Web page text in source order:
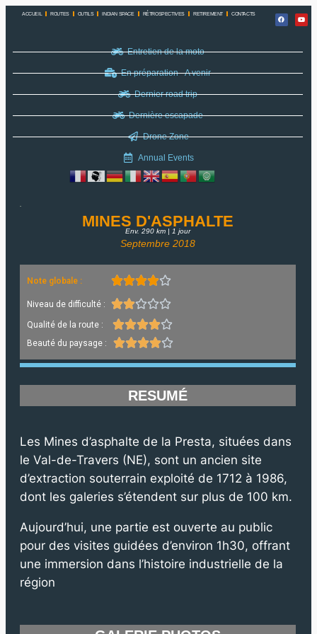
ACCUEIL ROUTES OUTILS INDIAN SPACE RÉTROSPECTIVES RETIREMENT CONTACTS
Entretien de la moto
En préparation - A venir
Dernier road trip
Dernière escapade
Drone Zone
Annual Events
MINES D'ASPHALTE
Env. 290 km | 1 jour
Septembre 2018
Note globale : 
Niveau de difficulté : 
Qualité de la route : 
Beauté du paysage : 
RESUMÉ
Les Mines d’asphalte de la Presta, situées dans
le Val-de-Travers (NE), sont un ancien site
d’extraction souterrain exploité de 1712 à 1986,
dont les galeries s’étendent sur plus de 100 km.
Aujourd’hui, une partie est ouverte au public
pour des visites guidées d’environ 1h30, offrant
une immersion dans l’histoire industrielle de la
région